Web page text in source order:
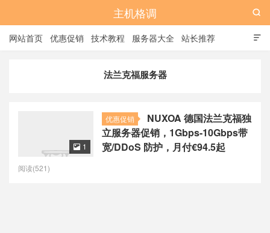
主机格调

网站首页 优惠促销 技术教程 服务器大全 站长推荐

法兰克福服务器
优惠促销
NUXOA 德国法兰克福独
立服务器促销，1Gbps-10Gbps带
宽/DDoS 防护，月付€94.5起
 1
阅读(521)